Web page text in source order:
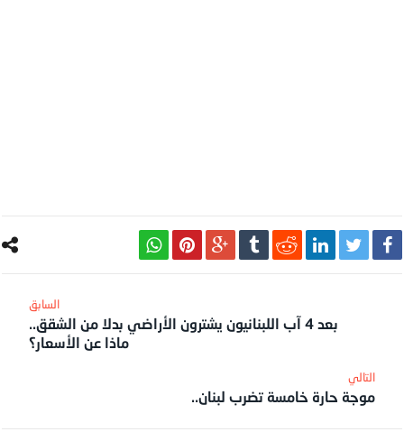
بعد 4 آب اللبنانيون يشترون الأراضي بدلا من الشقق..
ماذا عن الأسعار؟
‎التالي
موجة حارة خامسة تضرب لبنان..